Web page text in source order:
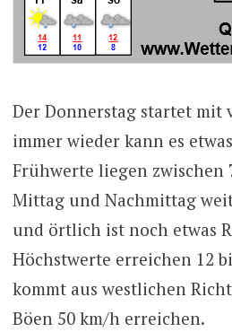
Der Donnerstag startet mit
immer wieder kann es
Frühwerte liegen zwischen
Mittag und Nachmittag
und örtlich ist noch etwas
Höchstwerte erreichen 12
kommt aus westlichen
Böen 50 km/h erreichen.